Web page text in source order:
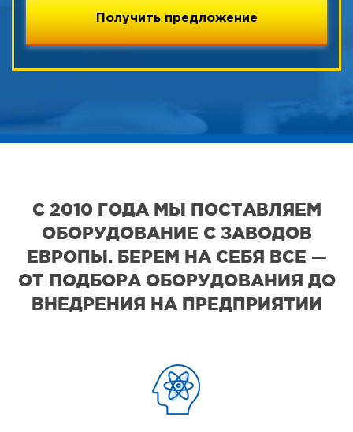
С 2010 ГОДА МЫ ПОСТАВЛЯЕМ
ОБОРУДОВАНИЕ С ЗАВОДОВ
ЕВРОПЫ. БЕРЕМ НА СЕБЯ ВСЕ —
ОТ ПОДБОРА ОБОРУДОВАНИЯ ДО
ВНЕДРЕНИЯ НА ПРЕДПРИЯТИИ